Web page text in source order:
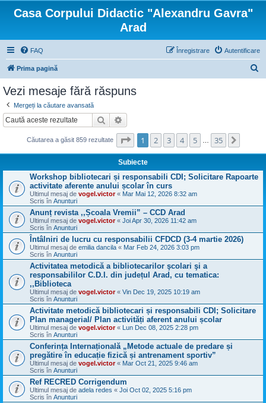
Casa Corpului Didactic "Alexandru Gavra"
Arad
FAQ Autentificare
Înregistrare
Prima pagină
e
Vezi mesaje fără răspuns
Mergeți la căutare avansată
Căutare
Căutarea a găsit 859 rezultate Pagina1 din 35
1 2 3 4 5 35
Subiecte
Workshop bibliotecari și responsabili CDI; Solicitare Rapoarte
activitate aferente anului școlar în curs
Ultimul mesaj de vogel.victor« Mar Mai 12, 2026 8:32 am
Scris în Anunturi
Anunț revista ,,Școala Vremii” – CCD Arad
Ultimul mesaj de vogel.victor« Joi Apr 30, 2026 11:42 am
Scris în Anunturi
Întâlniri de lucru cu responsabilii CFDCD (3-4 martie 2026)
Ultimul mesaj de emilia dancila « Mar Feb 24, 2026 3:03 pm
Scris în Anunturi
Activitatea metodică a bibliotecarilor şcolari şi a
responsabililor C.D.I. din județul Arad, cu tematica:
,,Biblioteca
Ultimul mesaj de vogel.victor« Vin Dec 19, 2025 10:19 am
Scris în Anunturi
Activitate metodică bibliotecari și responsabili CDI; Solicitare
Plan managerial/ Plan activități aferent anului școlar
Ultimul mesaj de vogel.victor« Lun Dec 08, 2025 2:28 pm
Scris în Anunturi
Conferința Internațională „Metode actuale de predare și
pregătire în educație fizică și antrenament sportiv”
Ultimul mesaj de vogel.victor« Mar Oct 21, 2025 9:46 am
Scris în Anunturi
Ref RECRED Corrigendum
Ultimul mesaj de adela redes « Joi Oct 02, 2025 5:16 pm
Scris în Anunturi